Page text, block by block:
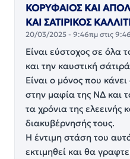
ΚΟΡΥΦΑΙΟΣ ΚΑΙ
ΚΑΙ ΣΑΤΙΡΙΚΟΣ
20/03/2025 - 9:46πμ στις
Είναι εύστοχος σε όλα
και την καυστική
Είναι ο μόνος που
στην μαφία της ΝΔ και
τα χρόνια της ελεεινής
διακυβέρνησής τους.
Η έντιμη στάση του
εκτιμηθεί και θα